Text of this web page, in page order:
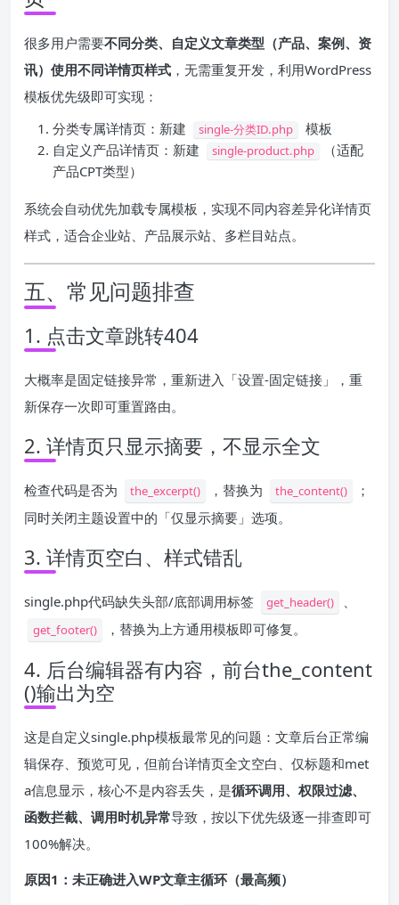
很多用户需要不同分类、自定义文章类型（产品、案例、资
讯）使用不同详情页样式 ，无需重复开发，利用WordPress
模板优先级即可实现：
分类专属详情页：新建
single-分类ID.php
模板
自定义产品详情页：新建
single-product.php
（适配
产品CPT类型）
系统会自动优先加载专属模板，实现不同内容差异化详情页
样式，适合企业站、产品展示站、多栏目站点。
五、常见问题排查
1. 点击文章跳转404
大概率是固定链接异常，重新进入「设置-固定链接」，重
新保存一次即可重置路由。
2. 详情页只显示摘要，不显示全文
检查代码是否为 the_excerpt() ，替换为 the_content()
；
同时关闭主题设置中的「仅显示摘要」选项。
3. 详情页空白、样式错乱
single.php代码缺失头部/底部调用标签 get_header() 、
get_footer() ，替换为上方通用模板即可修复。
4. 后台编辑器有内容，前台the_content
()输出为空
这是自定义single.php模板最常见的问题：文章后台正常编
辑保存、预览可见，但前台详情页全文空白、仅标题和met
a信息显示，核心不是内容丢失，是循环调用、权限过滤、
函数拦截、调用时机异常导致，按以下优先级逐一排查即可
100%解决。
原因1：未正确进入WP文章主循环（最高频）